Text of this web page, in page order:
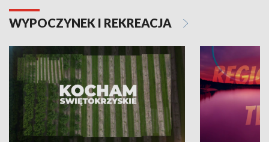
WYPOCZYNEK I REKREACJA